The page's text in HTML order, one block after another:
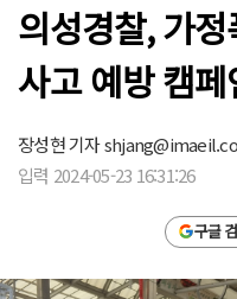
의성경찰, 가정
사고 예방 캠
장성현 기자
입력 2024-05-23 16:31:26
구글